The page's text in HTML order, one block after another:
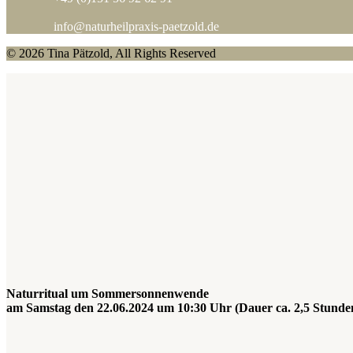
info@naturheilpraxis-paetzold.de
© 2026 Tina Pätzold, All Rights Reserved
Naturritual um Sommersonnenwende
am Samstag den 22.06.2024 um 10:30 Uhr (Dauer ca. 2,5